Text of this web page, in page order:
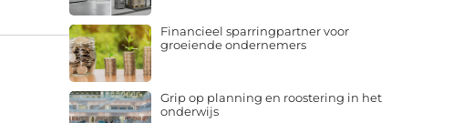
Financieel sparringpartner voor
groeiende ondernemers
Grip op planning en roostering in het
onderwijs